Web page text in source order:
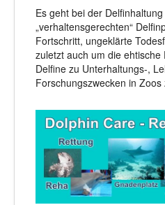
Es geht bei der
„verhaltensgerechten“
Fortschritt, ungeklärte
zuletzt auch um die
Delfine zu Unterhaltungs-,
Forschungszwecken in Zoos